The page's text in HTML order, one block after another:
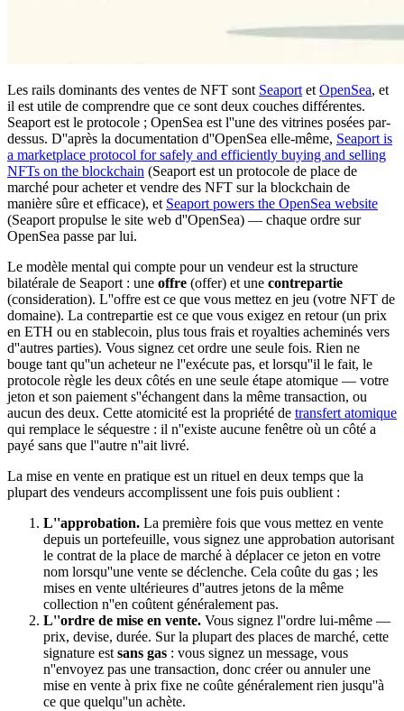
Les rails dominants des ventes de NFT sont Seaport et OpenSea, et
il est utile de comprendre que ce sont deux couches différentes.
Seaport est le protocole ; OpenSea est l''une des vitrines posées par-
dessus. D''après la documentation d''OpenSea elle-même, Seaport is
a marketplace protocol for safely and efficiently buying and selling
NFTs on the blockchain (Seaport est un protocole de place de
marché pour acheter et vendre des NFT sur la blockchain de
manière sûre et efficace), et Seaport powers the OpenSea website
(Seaport propulse le site web d''OpenSea) — chaque ordre sur
OpenSea passe par lui.
Le modèle mental qui compte pour un vendeur est la structure
bilatérale de Seaport : une offre (offer) et une contrepartie
(consideration). L''offre est ce que vous mettez en jeu (votre NFT de
domaine). La contrepartie est ce que vous exigez en retour (un prix
en ETH ou en stablecoin, plus tous frais et royalties acheminés vers
d''autres parties). Vous signez cet ordre une seule fois. Rien ne
bouge tant qu''un acheteur ne l''exécute pas, et lorsqu''il le fait, le
protocole règle les deux côtés en une seule étape atomique — votre
jeton et son paiement s''échangent dans la même transaction, ou
aucun des deux. Cette atomicité est la propriété de transfert atomique
qui remplace le séquestre : il n''existe aucune fenêtre où un côté a
payé sans que l''autre n''ait livré.
La mise en vente en pratique est un rituel en deux temps que la
plupart des vendeurs accomplissent une fois puis oublient :
L''approbation. La première fois que vous mettez en vente
depuis un portefeuille, vous signez une approbation autorisant
le contrat de la place de marché à déplacer ce jeton en votre
nom lorsqu''une vente se déclenche. Cela coûte du gas ; les
mises en vente ultérieures d''autres jetons de la même
collection n''en coûtent généralement pas.
L''ordre de mise en vente. Vous signez l''ordre lui-même —
prix, devise, durée. Sur la plupart des places de marché, cette
signature est sans gas : vous signez un message, vous
n''envoyez pas une transaction, donc créer ou annuler une
mise en vente à prix fixe ne coûte généralement rien jusqu''à
ce que quelqu''un achète.